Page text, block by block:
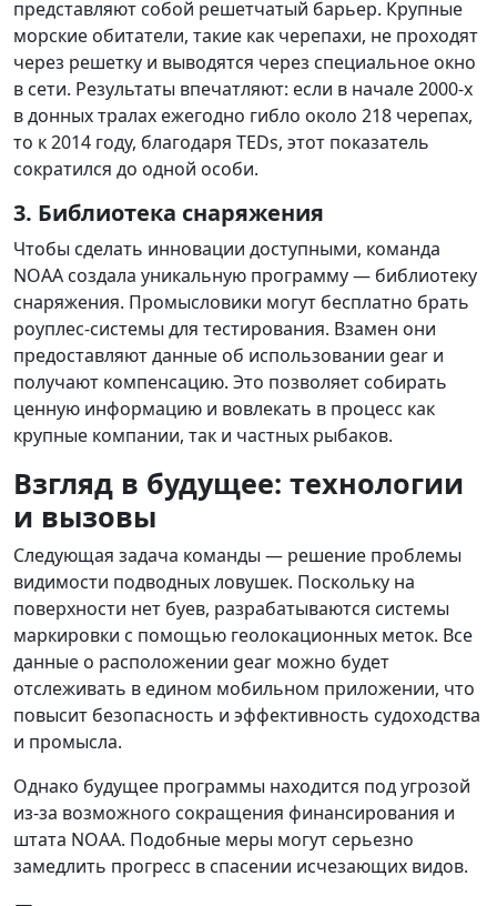
представляют собой решетчатый барьер. Крупные
морские обитатели, такие как черепахи, не проходят
через решетку и выводятся через специальное окно
в сети. Результаты впечатляют: если в начале 2000-х
в донных тралах ежегодно гибло около 218 черепах,
то к 2014 году, благодаря TEDs, этот показатель
сократился до одной особи.
3. Библиотека снаряжения
Чтобы сделать инновации доступными, команда
NOAA создала уникальную программу — библиотеку
снаряжения. Промысловики могут бесплатно брать
роуплес-системы для тестирования. Взамен они
предоставляют данные об использовании gear и
получают компенсацию. Это позволяет собирать
ценную информацию и вовлекать в процесс как
крупные компании, так и частных рыбаков.
Взгляд в будущее: технологии
и вызовы
Следующая задача команды — решение проблемы
видимости подводных ловушек. Поскольку на
поверхности нет буев, разрабатываются системы
маркировки с помощью геолокационных меток. Все
данные о расположении gear можно будет
отслеживать в едином мобильном приложении, что
повысит безопасность и эффективность судоходства
и промысла.
Однако будущее программы находится под угрозой
из-за возможного сокращения финансирования и
штата NOAA. Подобные меры могут серьезно
замедлить прогресс в спасении исчезающих видов.